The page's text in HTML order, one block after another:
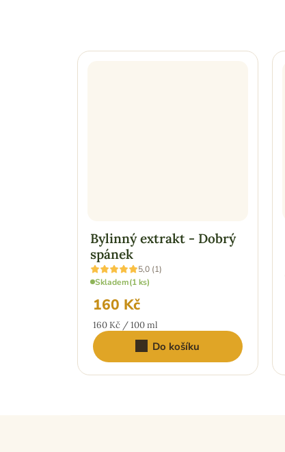
Bylinný extrakt - Dobrý
spánek
Průměrné
hodnocení
produktu
5,0
5
hvězdiček.
5,0 (1)
Skladem(1 ks)
160 Kč
Měrná
cena:
160 Kč / 100 ml
Do košíku